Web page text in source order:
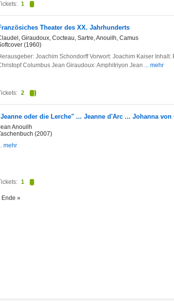
1
Theater des XX. Jahrhunderts
Giraudoux, Cocteau, Sartre, Anouilh, Camus
(1960)
Joachim Schondorff Vorwort: Joachim Kaiser
Columbus Jean Giraudoux: Amphitriyon Jean ... mehr
2
oder die Lerche" ... Jeanne d'Arc ... Johanna von
Anouilh
(2007)
mehr
1
»